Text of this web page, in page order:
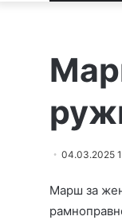
04.03.2025
Марш за